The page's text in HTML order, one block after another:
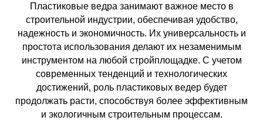
Пластиковые ведра занимают важное место в
строительной индустрии, обеспечивая удобство,
надежность и экономичность. Их универсальность и
простота использования делают их незаменимым
инструментом на любой стройплощадке. С учетом
современных тенденций и технологических
достижений, роль пластиковых ведер будет
продолжать расти, способствуя более эффективным
и экологичным строительным процессам.